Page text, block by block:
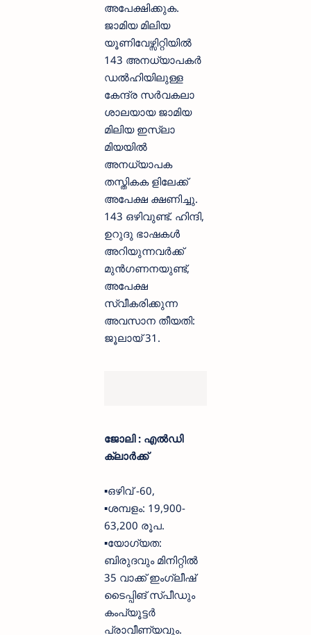
അപേക്ഷിക്കുക.
ജാമിയ മിലിയ
യൂണിവേഴ്സിറ്റിയിൽ
143 അനധ്യാപകർ
ഡൽഹിയിലുള്ള
കേന്ദ്ര സർവകലാ
ശാലയായ ജാമിയ
മിലിയ ഇസ്‌ലാ
മിയയിൽ
അനധ്യാപക
തസ്തികക ളിലേക്ക്
അപേക്ഷ ക്ഷണിച്ചു.
143 ഒഴിവുണ്ട്. ഹിന്ദി,
ഉറുദു ഭാഷകൾ
അറിയുന്നവർക്ക്
മുൻഗണനയുണ്ട്,
അപേക്ഷ
സ്വീകരിക്കുന്ന
അവസാന തീയതി:
ജൂലായ് 31.
ജോലി : എൽഡി
ക്ലാർക്ക്
▪️ഒഴിവ് -60,
▪️ശമ്പളം: 19,900-
63,200 രൂപ.
▪️യോഗ്യത:
ബിരുദവും മിനിറ്റിൽ
35 വാക്ക് ഇംഗ്ലീഷ്
ടൈപ്പിങ് സ്പീഡും
കംപ്യൂട്ടർ
പ്രാവീണ്യവും.